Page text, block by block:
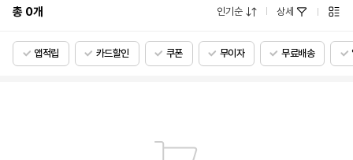
총 0개 인기순 상세
앱적립 카드할인 쿠폰 무이자 무료배송